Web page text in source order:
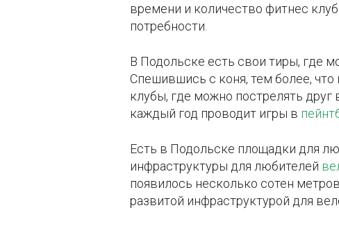
времени и количество фитнес
потребности.
В Подольске есть свои тиры, где
Спешившись с коня, тем более,
клубы, где можно пострелять
каждый год проводит игры в
Есть в Подольске площадки для
инфраструктуры для любителей
появилось несколько сотен
развитой инфраструктурой для